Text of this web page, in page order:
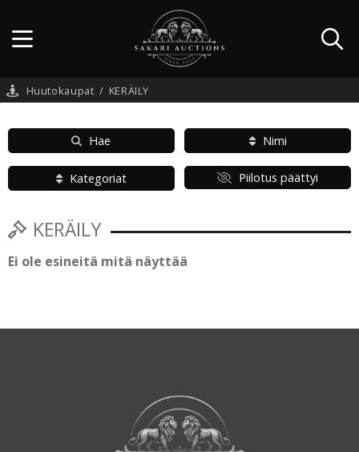
Huutokaupat / KERÄILY
Hae Nimi
Kategoriat Piilotus päättyi
KERÄILY
Ei ole esineitä mitä näyttää